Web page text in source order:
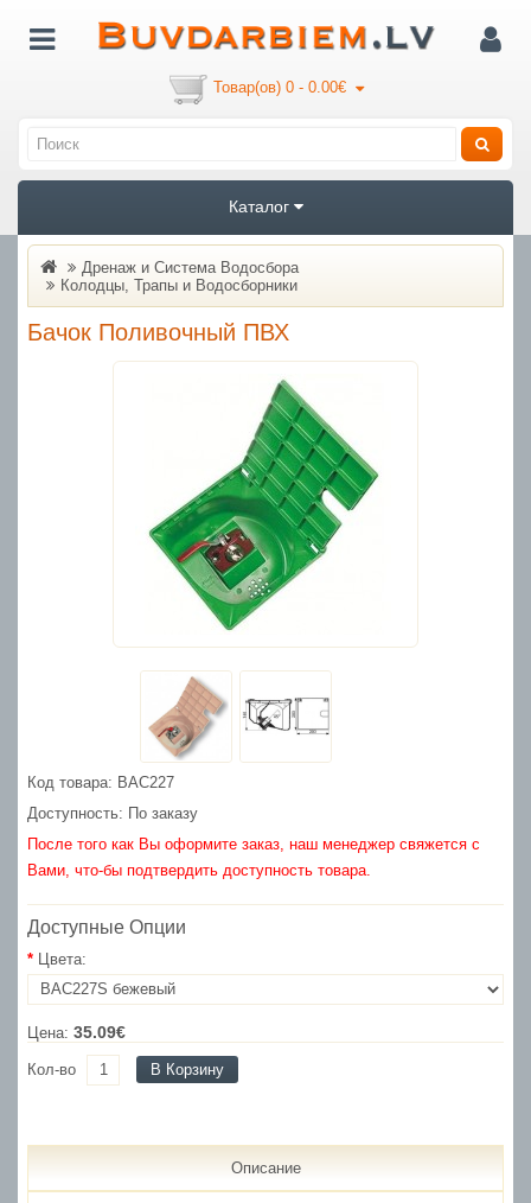
Товар(ов) 0 - 0.00€
Каталог
Дренаж и Система Водосбора
Колодцы, Трапы и Водосборники
Бачок Поливочный ПВХ
Код товара: BAC227
Доступность: По заказу
После того как Вы оформите заказ, наш менеджер свяжется с
Вами, что-бы подтвердить доступность товара.
Доступные Опции
Цвета:
Цена: 35.09€
Кол-во В Корзину
Описание